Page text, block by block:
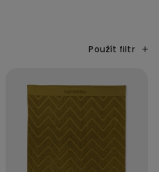
Použít filtr